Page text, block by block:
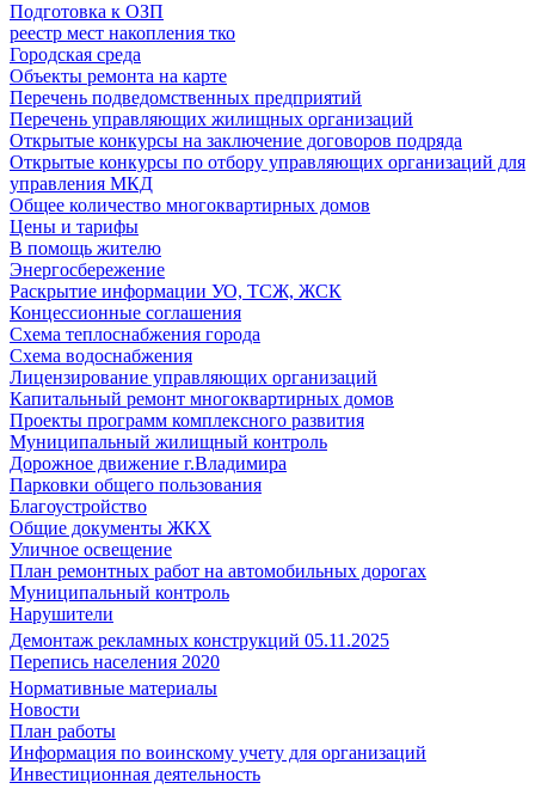
Подготовка к ОЗП
реестр мест накопления тко
Городская среда
Объекты ремонта на карте
Перечень подведомственных предприятий
Перечень управляющих жилищных организаций
Открытые конкурсы на заключение договоров подряда
Открытые конкурсы по отбору управляющих организаций для
управления МКД
Общее количество многоквартирных домов
Цены и тарифы
В помощь жителю
Энергосбережение
Раскрытие информации УО, ТСЖ, ЖСК
Концессионные соглашения
Схема теплоснабжения города
Схема водоснабжения
Лицензирование управляющих организаций
Капитальный ремонт многоквартирных домов
Проекты программ комплексного развития
Муниципальный жилищный контроль
Дорожное движение г.Владимира
Парковки общего пользования
Благоустройство
Общие документы ЖКХ
Уличное освещение
План ремонтных работ на автомобильных дорогах
Муниципальный контроль
Нарушители
Демонтаж рекламных конструкций 05.11.2025
Перепись населения 2020
Нормативные материалы
Новости
План работы
Информация по воинскому учету для организаций
Инвестиционная деятельность